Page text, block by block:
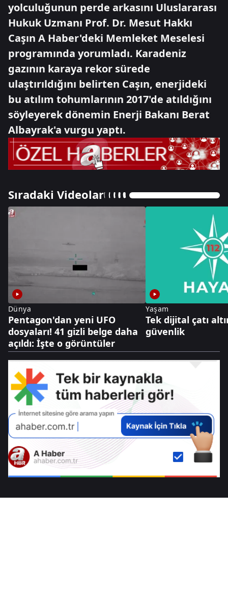
yolculuğunun perde arkasını Uluslararası
Hukuk Uzmanı Prof. Dr. Mesut Hakkı
Caşın A Haber'deki Memleket Meselesi
programında yorumladı. Karadeniz
gazının karaya rekor sürede
ulaştırıldığını belirten Caşın, enerjideki
bu atılım tohumlarının 2017'de atıldığını
söyleyerek dönemin Enerji Bakanı Berat
Albayrak'a vurgu yaptı.
Sıradaki Videolar
Dünya
Pentagon'dan yeni UFO
dosyaları! 41 gizli belge daha
açıldı: İşte o görüntüler
Yaşam
Tek dijital çatı
güvenlik